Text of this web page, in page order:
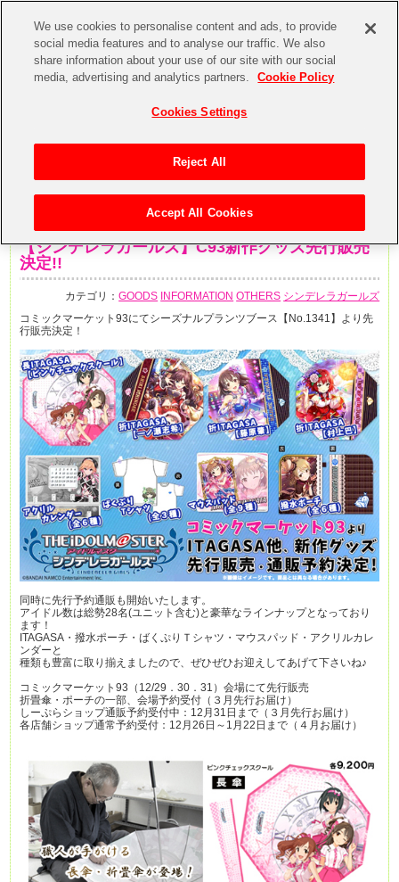
【シンデレラガールズ】C93新作グッズ先行販売
決定!!
カテゴリ：GOODS INFORMATION OTHERS シンデレラガールズ
コミックマーケット93にてシーズナルプランツブース【No.1341】より先
行販売決定！
同時に先行予約通販も開始いたします。
アイドル数は総勢28名(ユニット含む)と豪華なラインナップとなっており
ます！
ITAGASA・撥水ポーチ・ばくぷりＴシャツ・マウスパッド・アクリルカレ
ンダーと
種類も豊富に取り揃えましたので、ぜひぜひお迎えしてあげて下さいね♪
コミックマーケット93（12/29．30．31）会場にて先行販売
折畳傘・ポーチの一部、会場予約受付（３月先行お届け）
しーぷらショップ通販予約受付中：12月31日まで（３月先行お届け）
各店舗ショップ通常予約受付：12月26日～1月22日まで（４月お届け）
We use cookies to personalise content and ads, to provide
social media features and to analyse our traffic. We also
share information about your use of our site with our social
media, advertising and analytics partners.
Cookie Policy
Cookies Settings
Reject All
Accept All Cookies